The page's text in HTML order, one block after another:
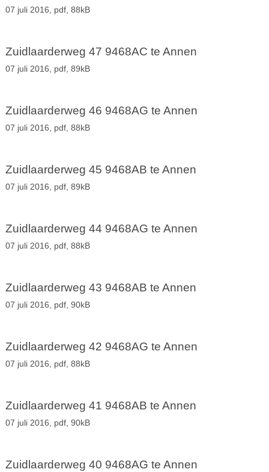
07 juli 2016, pdf, 88kB
Zuidlaarderweg 47 9468AC te Annen
07 juli 2016, pdf, 89kB
Zuidlaarderweg 46 9468AG te Annen
07 juli 2016, pdf, 88kB
Zuidlaarderweg 45 9468AB te Annen
07 juli 2016, pdf, 89kB
Zuidlaarderweg 44 9468AG te Annen
07 juli 2016, pdf, 88kB
Zuidlaarderweg 43 9468AB te Annen
07 juli 2016, pdf, 90kB
Zuidlaarderweg 42 9468AG te Annen
07 juli 2016, pdf, 88kB
Zuidlaarderweg 41 9468AB te Annen
07 juli 2016, pdf, 90kB
Zuidlaarderweg 40 9468AG te Annen